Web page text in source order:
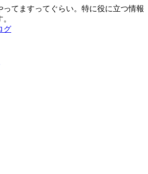
ってますってぐらい。特に役に立つ情報